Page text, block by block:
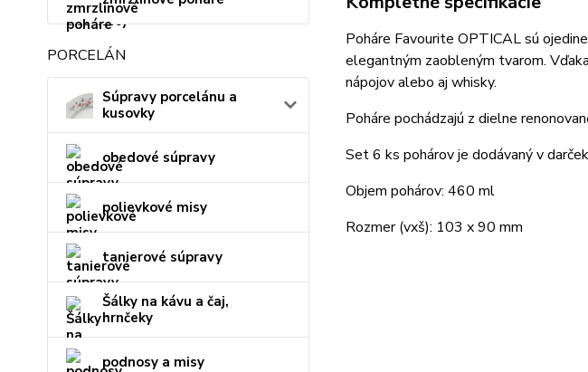
PORCELÁN
Súpravy porcelánu a
kusovky
obedové súpravy
polievkové misy
tanierové súpravy
Šálky na kávu a čaj,
hrnčeky
podnosy a misy
Poháre Favourite OPTICAL sú
elegantným zaobleným tvarom.
nápojov alebo aj whisky.
Poháre pochádzajú z dielne
Set 6 ks pohárov je dodávaný v
Objem pohárov: 460 ml
Rozmer (vxš): 103 x 90 mm